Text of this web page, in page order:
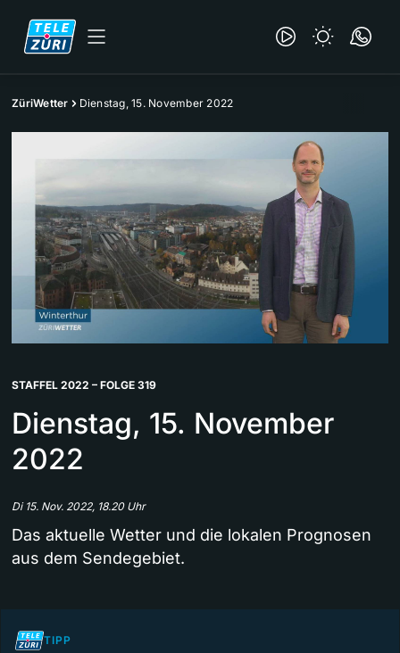
ZüriWetter Dienstag, 15. November 2022
STAFFEL 2022 – FOLGE 319
Dienstag, 15. November
2022
Di 15. Nov. 2022, 18.20 Uhr
Das aktuelle Wetter und die lokalen Prognosen
aus dem Sendegebiet.
TIPP